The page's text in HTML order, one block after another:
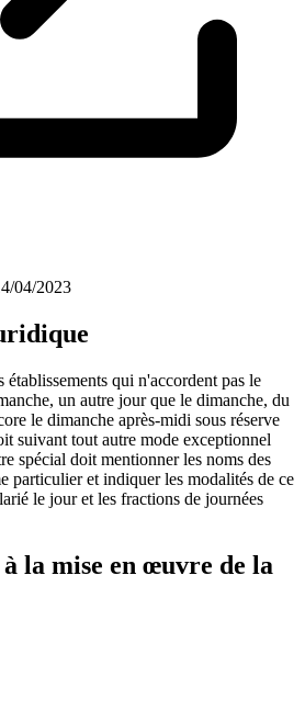
04/2023
établissements qui n'accordent pas le
un autre jour que le dimanche, du
le dimanche après-midi sous réserve
suivant tout autre mode exceptionnel
spécial doit mentionner les noms des
particulier et indiquer les modalités de ce
le jour et les fractions de journées
la mise en œuvre de la